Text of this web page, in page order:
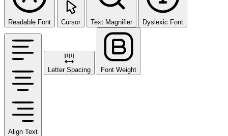
Readable Font Cursor Text Magnifier Dyslexic Font
Align Text
Letter Spacing Font Weight